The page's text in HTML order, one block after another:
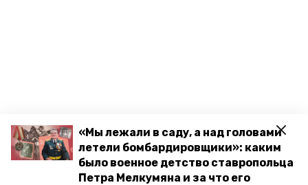
«Мы лежали в саду, а над головами
летели бомбардировщики»: каким
было военное детство ставропольца
Петра Мелкумяна и за что его